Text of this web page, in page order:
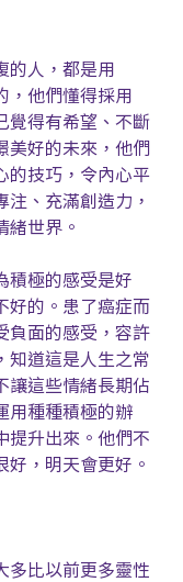
的人，都是用
，他們懂得採用
覺得有希望、不斷
美好的未來，他們
的技巧，令內心平
、充滿創造力，
緒世界。
積極的感受是好
好的。患了癌症而
負面的感受，容許
知道這是人生之常
讓這些情緒長期佔
用種種積極的辦
提升出來。他們不
，明天會更好。
多比以前更多靈性